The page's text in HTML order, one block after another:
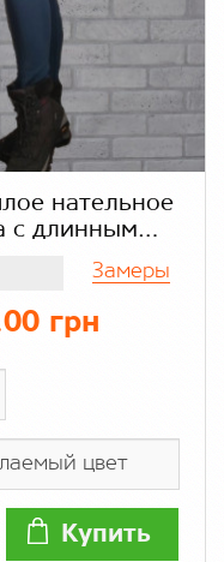
нательное
с длинным
надпись
серо-
80%
Замеры
грн
Купить